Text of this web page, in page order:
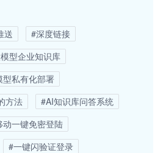
送
#深度链接
型企业知识库
型私有化部署
方法
#AI知识库问答系统
动一键免密登陆
#一键闪验证登录